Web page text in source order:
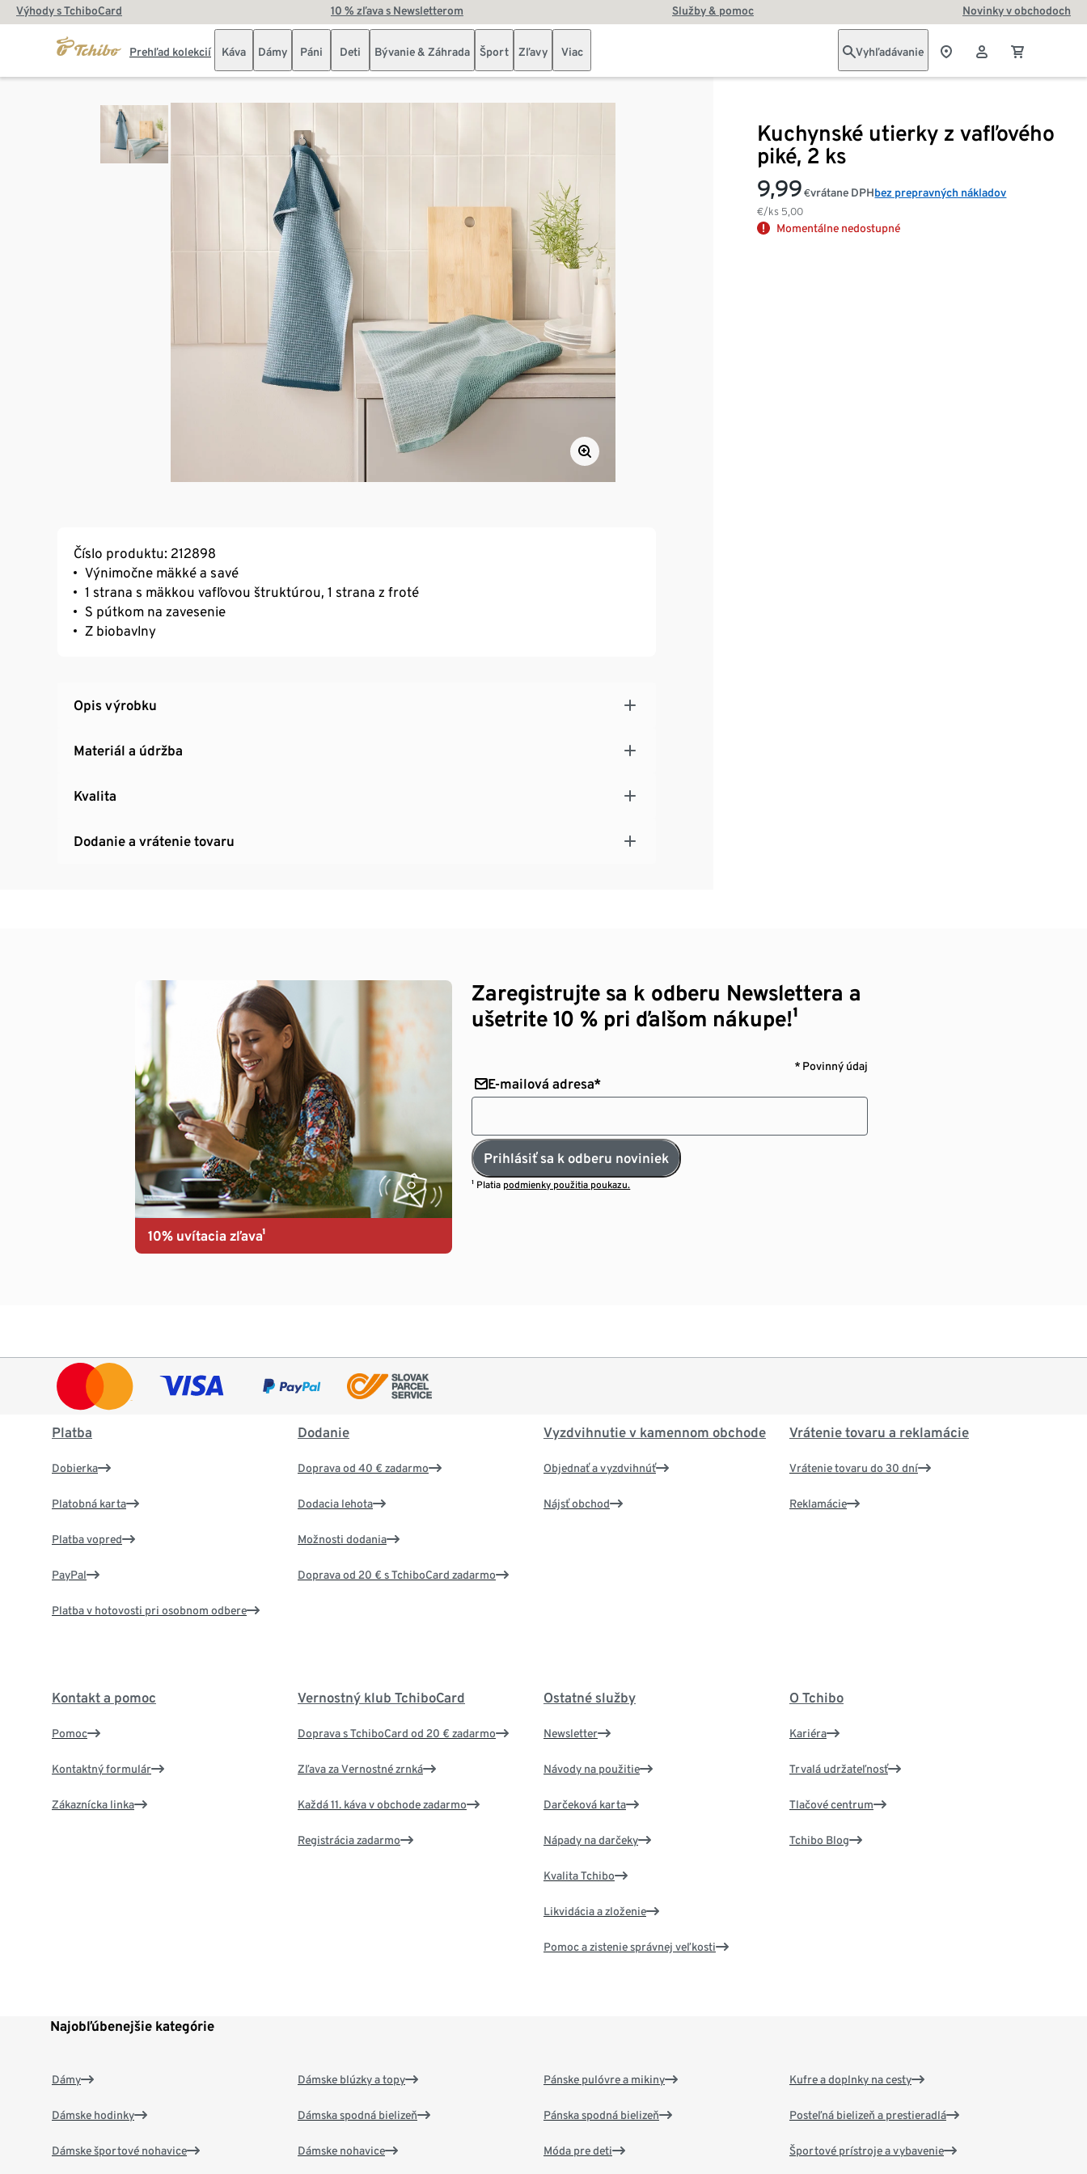
Výhody s TchiboCard 10 % zľava s Newsletterom Služby & pomoc Novinky v obchodoch
Prehľad kolekcií Káva Dámy Páni Deti Bývanie & Záhrada Šport Zľavy Viac Vyhľadávanie
Kuchynské utierky z vafľového
piké, 2 ks
9,99 €
€/ks 5,00
vrátane DPHbez prepravných nákladov
Momentálne nedostupné
Číslo produktu: 212898
Výnimočne mäkké a savé
1 strana s mäkkou vafľovou štruktúrou, 1 strana z froté
S pútkom na zavesenie
Z biobavlny
Opis výrobku
Materiál a údržba
Kvalita
Dodanie a vrátenie tovaru
10% uvítacia zľava¹
Zaregistrujte sa k odberu Newslettera a
ušetrite 10 % pri ďalšom nákupe!¹
* Povinný údaj
E-mailová adresa*
Prihlásiť sa k odberu noviniek
¹ Platia podmienky použitia poukazu.
Platba
Dobierka
Platobná karta
Platba vopred
PayPal
Platba v hotovosti pri osobnom odbere
Dodanie
Doprava od 40 € zadarmo
Dodacia lehota
Možnosti dodania
Doprava od 20 € s TchiboCard zadarmo
Vyzdvihnutie v kamennom obchode
Objednať a vyzdvihnúť
Nájsť obchod
Vrátenie tovaru a reklamácie
Vrátenie tovaru do 30 dní
Reklamácie
Kontakt a pomoc
Pomoc
Kontaktný formulár
Zákaznícka linka
Vernostný klub TchiboCard
Doprava s TchiboCard od 20 € zadarmo
Zľava za Vernostné zrnká
Každá 11. káva v obchode zadarmo
Registrácia zadarmo
Ostatné služby
Newsletter
Návody na použitie
Darčeková karta
Nápady na darčeky
Kvalita Tchibo
Likvidácia a zloženie
Pomoc a zistenie správnej veľkosti
O Tchibo
Kariéra
Trvalá udržateľnosť
Tlačové centrum
Tchibo Blog
Najobľúbenejšie kategórie
Dámy
Dámske hodinky
Dámske športové nohavice
Dámske blúzky a topy
Dámska spodná bielizeň
Dámske nohavice
Pánske pulóvre a mikiny
Pánska spodná bielizeň
Móda pre deti
Kufre a doplnky na cesty
Posteľná bielizeň a prestieradlá
Športové prístroje a vybavenie